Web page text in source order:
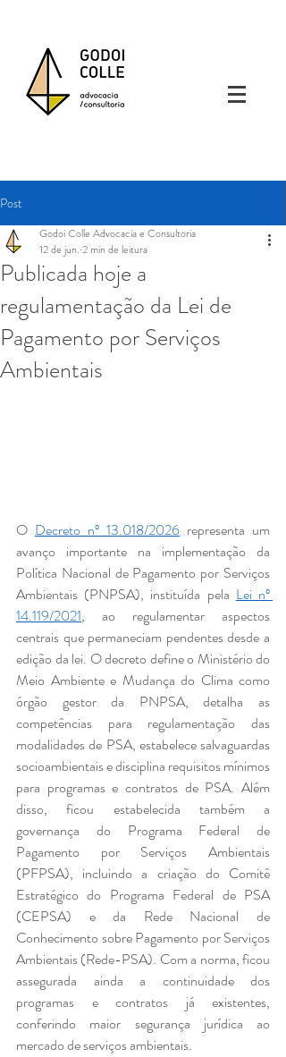
Post
Publicada hoje a
regulamentação da Lei de
Pagamento por Serviços
Ambientais
Godoi Colle Advocacia e Consultoria
12 de jun. 2 min de leitura
O Decreto nº 13.018/2026 representa um
avanço importante na implementação da
Política Nacional de Pagamento por Serviços
Ambientais (PNPSA), instituída pela Lei nº
14.119/2021, ao regulamentar aspectos
centrais que permaneciam pendentes desde a
edição da lei. O decreto define o Ministério do
Meio Ambiente e Mudança do Clima como
órgão gestor da PNPSA, detalha as
competências para regulamentação das
modalidades de PSA, estabelece salvaguardas
socioambientais e disciplina requisitos mínimos
para programas e contratos de PSA. Além
disso, ficou estabelecida também a
governança do Programa Federal de
Pagamento por Serviços Ambientais
(PFPSA), incluindo a criação do Comitê
Estratégico do Programa Federal de PSA
(CEPSA) e da Rede Nacional de
Conhecimento sobre Pagamento por Serviços
Ambientais (Rede-PSA). Com a norma, ficou
assegurada ainda a continuidade dos
programas e contratos já existentes,
conferindo maior segurança jurídica ao
mercado de serviços ambientais.